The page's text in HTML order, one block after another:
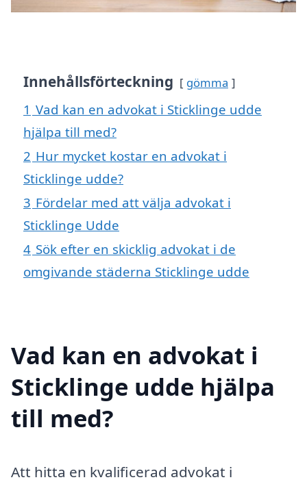
Innehållsförteckning gömma
1 Vad kan en advokat i Sticklinge udde
hjälpa till med?
2 Hur mycket kostar en advokat i
Sticklinge udde?
3 Fördelar med att välja advokat i
Sticklinge Udde
4 Sök efter en skicklig advokat i de
omgivande städerna Sticklinge udde
Vad kan en advokat i
Sticklinge udde hjälpa
till med?
Att hitta en kvalificerad advokat i